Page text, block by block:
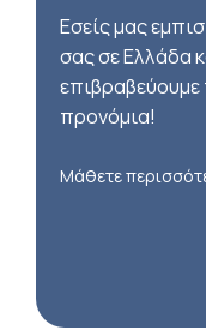
Εσείς μας
σας σε Ελλάδα
προνόμια!
Μάθετε